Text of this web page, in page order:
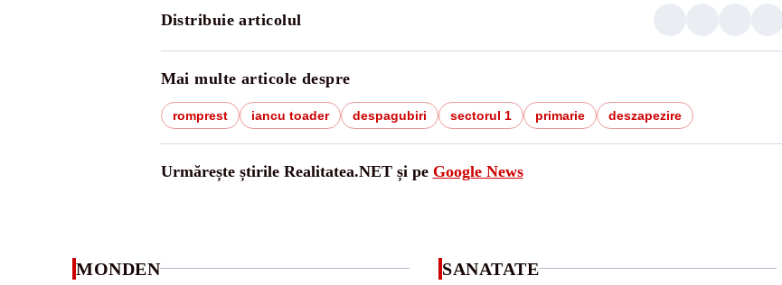
Distribuie articolul
Mai multe articole despre
romprest iancu toader despagubiri sectorul 1 primarie deszapezire
Urmărește știrile Realitatea.NET și pe Google News
MONDEN SANATATE